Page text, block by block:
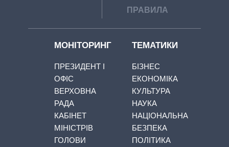
ПРАВИЛА
МОНІТОРИНГ
ПРЕЗИДЕНТ І
ОФІС
ВЕРХОВНА
РАДА
КАБІНЕТ
МІНІСТРІВ
ГОЛОВИ
ТЕМАТИКИ
БІЗНЕС
ЕКОНОМІКА
КУЛЬТУРА
НАУКА
НАЦІОНАЛЬНА
БЕЗПЕКА
ПОЛІТИКА